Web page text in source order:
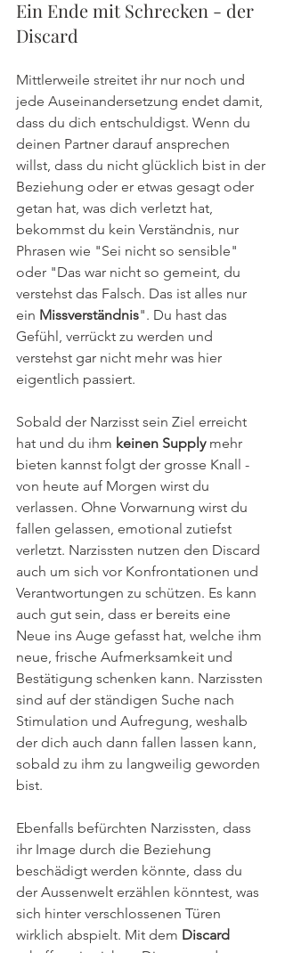
Ein Ende mit Schrecken - der
Discard
Mittlerweile streitet ihr nur noch und
jede Auseinandersetzung endet damit,
dass du dich entschuldigst. Wenn du
deinen Partner darauf ansprechen
willst, dass du nicht glücklich bist in der
Beziehung oder er etwas gesagt oder
getan hat, was dich verletzt hat,
bekommst du kein Verständnis, nur
Phrasen wie "Sei nicht so sensible"
oder "Das war nicht so gemeint, du
verstehst das Falsch. Das ist alles nur
ein Missverständnis". Du hast das
Gefühl, verrückt zu werden und
verstehst gar nicht mehr was hier
eigentlich passiert.
Sobald der Narzisst sein Ziel erreicht
hat und du ihm keinen Supply mehr
bieten kannst folgt der grosse Knall -
von heute auf Morgen wirst du
verlassen. Ohne Vorwarnung wirst du
fallen gelassen, emotional zutiefst
verletzt. Narzissten nutzen den Discard
auch um sich vor Konfrontationen und
Verantwortungen zu schützen. Es kann
auch gut sein, dass er bereits eine
Neue ins Auge gefasst hat, welche ihm
neue, frische Aufmerksamkeit und
Bestätigung schenken kann. Narzissten
sind auf der ständigen Suche nach
Stimulation und Aufregung, weshalb
der dich auch dann fallen lassen kann,
sobald zu ihm zu langweilig geworden
bist.
Ebenfalls befürchten Narzissten, dass
ihr Image durch die Beziehung
beschädigt werden könnte, dass du
der Aussenwelt erzählen könntest, was
sich hinter verschlossenen Türen
wirklich abspielt. Mit dem Discard